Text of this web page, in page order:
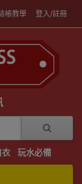
帳教學 登入/註冊
衣 玩水必備